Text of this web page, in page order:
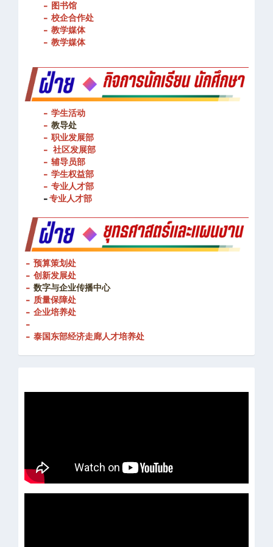
- 教学媒体
- 教学媒体
- 学生活动
教导处
- 职业发展部
-社区发展部
- 辅导员部
- 学生权益部
专业人才部
专业人才部
- 预算策划处
- 创新发展处
数字与企业传播中心
- 质量保障处
- 企业培养处
- 泰国东部经济走廊人才培养处